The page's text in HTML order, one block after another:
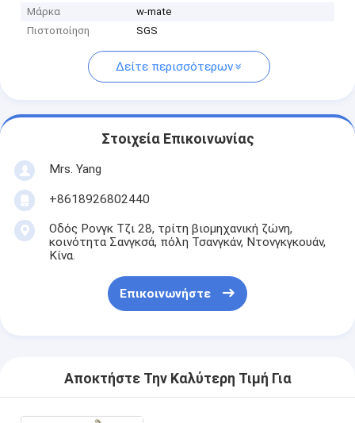
Μάρκα
w-mate
Πιστοποίηση
SGS
Δείτε περισσότερων
Στοιχεία Επικοινωνίας
Mrs. Yang
+8618926802440
Οδός Ρονγκ Τζι 28, τρίτη βιομηχανική ζώνη,
κοινότητα Σανγκσά, πόλη Τσανγκάν, Ντονγκγκουάν,
Κίνα.
Επικοινωνήστε
Αποκτήστε Την Καλύτερη Τιμή Για